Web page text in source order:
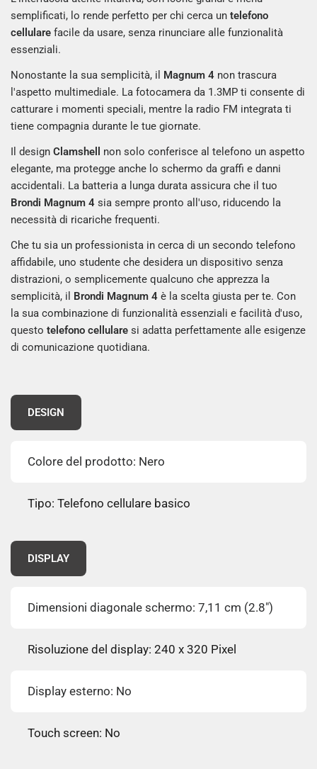
semplificati, lo rende perfetto per chi cerca untelefono
cellulare facile da usare, senza rinunciare alle funzionalità
essenziali.
Nonostante la sua semplicità, il Magnum 4 non trascura
l'aspetto multimediale. La fotocamera da 1.3MP ti consente di
catturare i momenti speciali, mentre la radio FM integrata ti
tiene compagnia durante le tue giornate.
Il designClamshell
non solo conferisce al telefono un aspetto
elegante, ma protegge anche lo schermo da graffi e danni
accidentali. La batteria a lunga durata assicura che il tuo
Brondi Magnum 4 sia sempre pronto all'uso, riducendo la
necessità di ricariche frequenti.
Che tu sia un professionista in cerca di un secondo telefono
affidabile, uno studente che desidera un dispositivo senza
distrazioni, o semplicemente qualcuno che apprezza la
semplicità, il Brondi Magnum 4 è la scelta giusta per te. Con
la sua combinazione di funzionalità essenziali e facilità d'uso,
questotelefono cellulare si adatta perfettamente alle esigenze
di comunicazione quotidiana.
DESIGN
Colore del prodotto: Nero
Tipo: Telefono cellulare basico
DISPLAY
Dimensioni diagonale schermo: 7,11 cm (2.8")
Risoluzione del display: 240 x 320 Pixel
Display esterno: No
Touch screen: No